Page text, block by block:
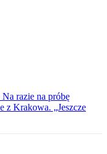
razie na próbę
z Krakowa. „Jeszcze